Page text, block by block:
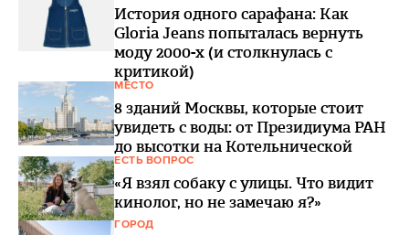
История одного сарафана: Как
Gloria Jeans попыталась вернуть
моду 2000-х (и столкнулась с
критикой)
МЕСТО
8 зданий Москвы, которые стоит
увидеть с воды: от Президиума РАН
до высотки на Котельнической
ЕСТЬ ВОПРОС
«Я взял собаку с улицы. Что видит
кинолог, но не замечаю я?»
ГОРОД